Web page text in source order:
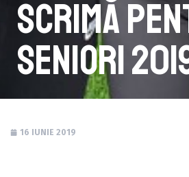
scrimă
seniori
16 IUNIE 2019